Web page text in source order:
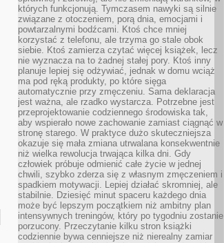
których funkcjonują. Tymczasem nawyki są silnie
związane z otoczeniem, porą dnia, emocjami i
powtarzalnymi bodźcami. Ktoś chce mniej
korzystać z telefonu, ale trzyma go stale obok
siebie. Ktoś zamierza czytać więcej książek, lecz
nie wyznacza na to żadnej stałej pory. Ktoś inny
planuje lepiej się odżywiać, jednak w domu wciąż
ma pod ręką produkty, po które sięga
automatycznie przy zmęczeniu. Sama deklaracja
jest ważna, ale rzadko wystarcza. Potrzebne jest
przeprojektowanie codziennego środowiska tak,
aby wspierało nowe zachowanie zamiast ciągnąć w
stronę starego. W praktyce dużo skuteczniejsza
okazuje się mała zmiana utrwalana konsekwentnie
niż wielka rewolucja trwająca kilka dni. Gdy
człowiek próbuje odmienić całe życie w jednej
chwili, szybko zderza się z własnym zmęczeniem i
spadkiem motywacji. Lepiej działać skromniej, ale
stabilnie. Dziesięć minut spaceru każdego dnia
może być lepszym początkiem niż ambitny plan
intensywnych treningów, który po tygodniu zostanie
porzucony. Przeczytanie kilku stron książki
codziennie bywa cenniejsze niż nierealny zamiar